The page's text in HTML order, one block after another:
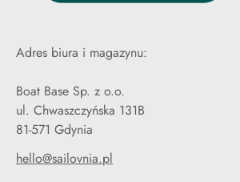
Adres biura i magazynu:
Boat Base Sp. z o.o.
ul. Chwaszczyńska 131B
81-571 Gdynia
hello@sailovnia.pl